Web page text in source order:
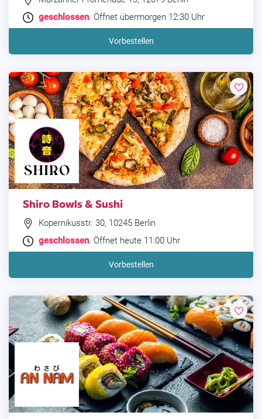
geschlossen. Öffnet übermorgen 12:30 Uhr
Vorbestellen
Shiro Bowls & Sushi
Kopernikusstr. 30, 10245 Berlin
geschlossen. Öffnet heute 11:00 Uhr
Vorbestellen